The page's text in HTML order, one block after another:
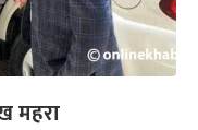
महरा